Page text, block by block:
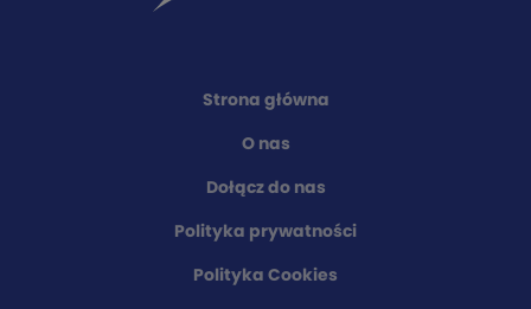
Strona główna
O nas
Dołącz do nas
Polityka prywatności
Polityka Cookies